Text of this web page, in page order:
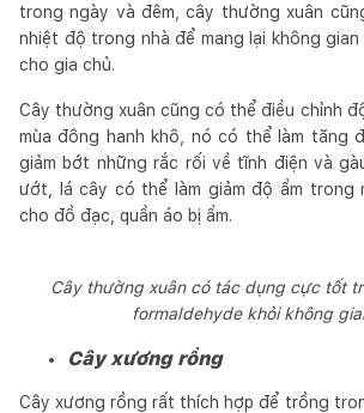
trong ngày và đêm, cây thường xuân
nhiệt độ trong nhà để mang lại không
cho gia chủ.
Cây thường xuân cũng có thể điều chỉnh
mùa đông hanh khô, nó có thể làm tăng
giảm bớt những rắc rối về tĩnh điện và
ướt, lá cây có thể làm giảm độ ẩm trong
cho đồ đạc, quần áo bị ẩm.
Cây thường xuân có tác dụng cực tốt
formaldehyde khỏi không
Cây xương rồng
Cây xương rồng rất thích hợp để trồng